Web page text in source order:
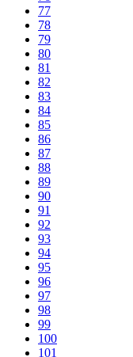
77
78
79
80
81
82
83
84
85
86
87
88
89
90
91
92
93
94
95
96
97
98
99
100
101